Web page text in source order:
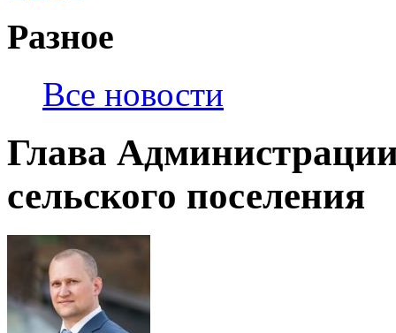
Разное
Все новости
Глава
сельского поселения